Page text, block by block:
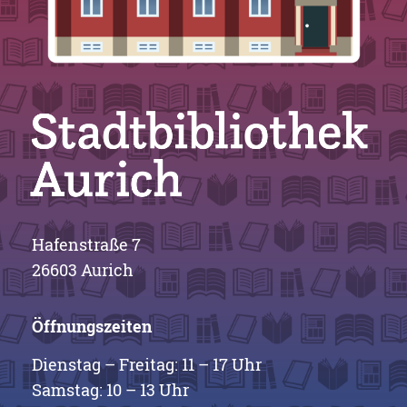
Hafenstraße 7
26603 Aurich
Öffnungszeiten
Dienstag – Freitag: 11 – 17 Uhr
Samstag: 10 – 13 Uhr